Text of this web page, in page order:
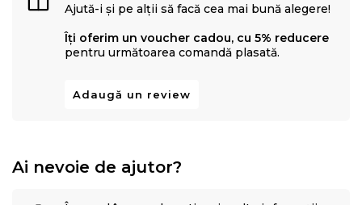
Ajută-i și pe alții să facă cea mai bună alegere!
Îți oferim un voucher cadou, cu 5% reducere
pentru următoarea comandă plasată.
Adaugă un review
Ai nevoie de ajutor?